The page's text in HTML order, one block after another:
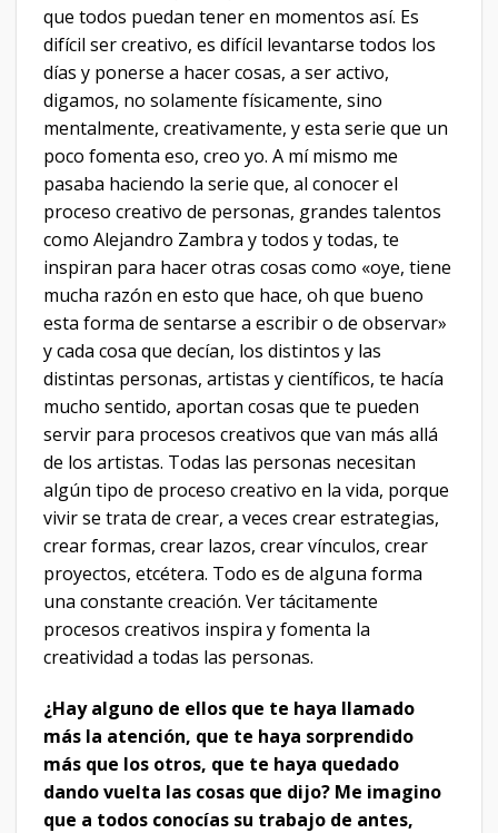
que todos puedan tener en momentos así. Es
difícil ser creativo, es difícil levantarse todos los
días y ponerse a hacer cosas, a ser activo,
digamos, no solamente físicamente, sino
mentalmente, creativamente, y esta serie que un
poco fomenta eso, creo yo. A mí mismo me
pasaba haciendo la serie que, al conocer el
proceso creativo de personas, grandes talentos
como Alejandro Zambra y todos y todas, te
inspiran para hacer otras cosas como «oye, tiene
mucha razón en esto que hace, oh que bueno
esta forma de sentarse a escribir o de observar»
y cada cosa que decían, los distintos y las
distintas personas, artistas y científicos, te hacía
mucho sentido, aportan cosas que te pueden
servir para procesos creativos que van más allá
de los artistas. Todas las personas necesitan
algún tipo de proceso creativo en la vida, porque
vivir se trata de crear, a veces crear estrategias,
crear formas, crear lazos, crear vínculos, crear
proyectos, etcétera. Todo es de alguna forma
una constante creación. Ver tácitamente
procesos creativos inspira y fomenta la
creatividad a todas las personas.
¿Hay alguno de ellos que te haya llamado
más la atención, que te haya sorprendido
más que los otros, que te haya quedado
dando vuelta las cosas que dijo? Me imagino
que a todos conocías su trabajo de antes,